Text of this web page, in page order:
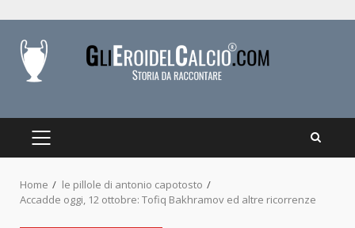
content
PRIMARY
Home
le pillole di antonio capotosto
Accadde oggi, 12 ottobre: Tofiq Bakhramov ed altre ricorrenze